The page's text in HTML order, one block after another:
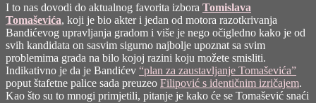
I to nas dovodi do aktualnog favorita izbora Tomislava
Tomaševića, koji je bio akter i jedan od motora razotkrivanja
Bandićevog upravljanja gradom i više je nego očigledno kako je od
svih kandidata on sasvim sigurno najbolje upoznat sa svim
problemima grada na bilo kojoj razini koju možete smisliti.
Indikativno je da je Bandićev “plan za zaustavljanje Tomaševića”
poput štafetne palice sada preuzeo Filipović s identičnim izričajem.
Kao što su to mnogi primjetili, pitanje je kako će se Tomašević snaći